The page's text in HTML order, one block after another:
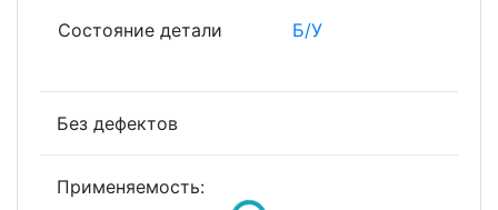
Состояние детали Б/У
Без дефектов
Применяемость: